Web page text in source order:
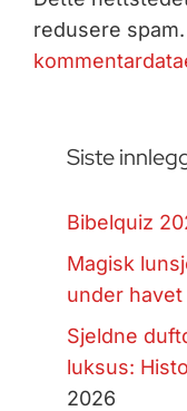
redusere spam.
Siste
Bibelquiz
Magisk
under havet
Sjeldne
luksus:
2026